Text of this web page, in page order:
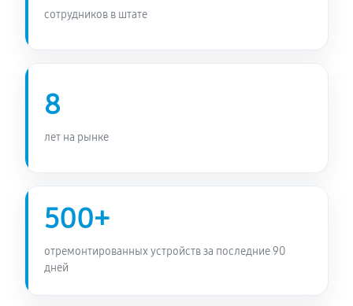
сотрудников в штате
8
лет на рынке
500+
отремонтированных устройств за последние 90
дней